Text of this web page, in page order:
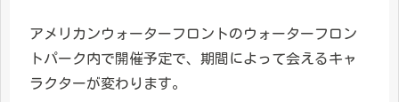
アメリカンウォーターフロントのウォーターフロン
トパーク内で開催予定で、期間によって会えるキャ
ラクターが変わります。